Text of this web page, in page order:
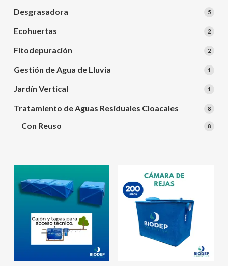
Desgrasadora 55
Ecohuertas 22
Fitodepuración 22
Gestión de Agua de Lluvia 1
Jardín Vertical 1
Tratamiento de Aguas Residuales Cloacales 88
Con Reuso 88